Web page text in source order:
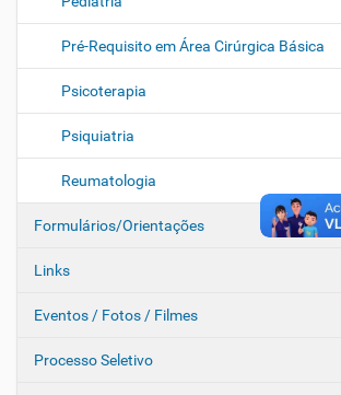
Pré-Requisito em Área Cirúrgica Básica
Psicoterapia
Psiquiatria
Reumatologia
Formulários/Orientações
Links
Eventos / Fotos / Filmes
Processo Seletivo